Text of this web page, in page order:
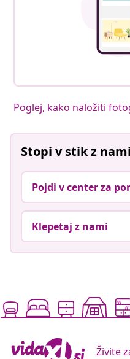
Poglej, kako naložiti
Stopi v stik z
Pojdi v center za
Klepetaj z nami
Živite